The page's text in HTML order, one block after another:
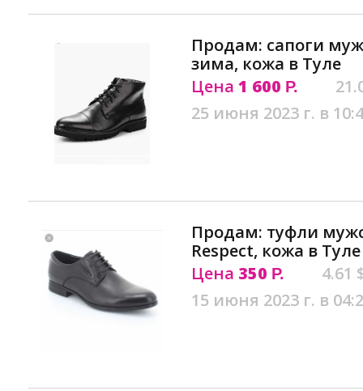
Продам: сапоги
зима, кожа в Туле
Цена 1 600 Р.
25 июня 2023 г. в
Продам: туфли
Respect, кожа в Туле
Цена 350 Р.
4.61
15 июня 2023 г. в